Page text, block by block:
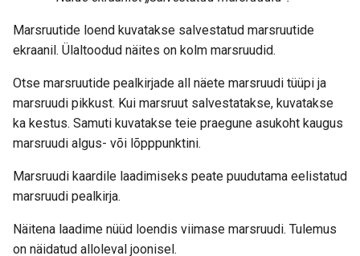
Marsruutide loend kuvatakse salvestatud marsruutide
ekraanil. Ülaltoodud näites on kolm marsruudid.
Otse marsruutide pealkirjade all näete marsruudi tüüpi ja
marsruudi pikkust. Kui marsruut salvestatakse, kuvatakse
ka kestus. Samuti kuvatakse teie praegune asukoht kaugus
marsruudi algus- või lõpppunktini.
Marsruudi kaardile laadimiseks peate puudutama eelistatud
marsruudi pealkirja.
Näitena laadime nüüd loendis viimase marsruudi. Tulemus
on näidatud alloleval joonisel.